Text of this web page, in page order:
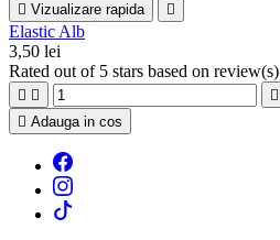
 Vizualizare rapida 
Elastic Alb
3,50 lei
Rated out of 5 stars based on review(s)
  
 Adauga in cos